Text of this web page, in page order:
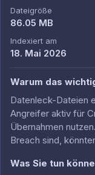
Dateigröße
86.05 MB
Indexiert am
18. Mai 2026
Warum das
Datenleck-Dateien
Angreifer aktiv für
Übernahmen
Breach sind,
Was Sie tun